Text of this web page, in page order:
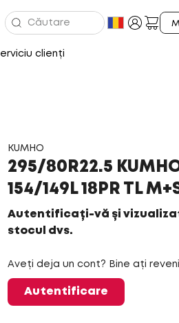
clienți
KUMHO
295/80R22.5
154/149L 18PR TL
Autentificați-vă și
stocul dvs.
Aveți deja un cont? Bine ați
Autentificare